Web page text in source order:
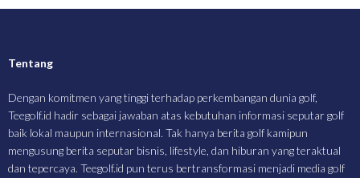
Tentang
Dengan komitmen yang tinggi terhadap perkembangan dunia golf,
Teegolf.id hadir sebagai jawaban atas kebutuhan informasi seputar golf
baik lokal maupun internasional. Tak hanya berita golf kamipun
mengusung berita seputar bisnis, lifestyle, dan hiburan yang teraktual
dan tepercaya. Teegolf.id pun terus bertransformasi menjadi media golf